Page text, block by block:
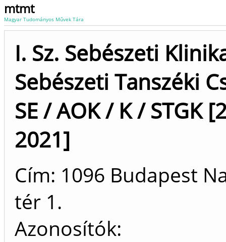
mtmt
Magyar Tudományos Művek Tára
I. Sz. Sebészeti
Sebészeti Tanszéki
SE / AOK / K / STGK
2021]
Cím: 1096 Budapest
tér 1.
Azonosítók